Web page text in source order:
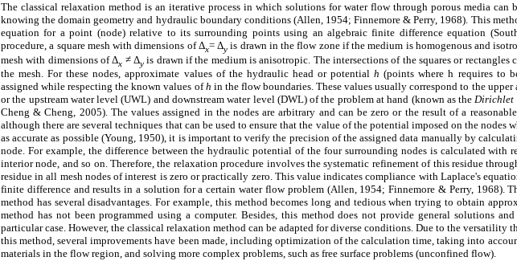
The classical relaxation method is an iterative process in which solutions for water flow through porous media can
knowing the domain geometry and hydraulic boundary conditions (Allen, 1954; Finnemore & Perry, 1968). This
equation for a point (node) relative to its surrounding points using an algebraic finite difference equation
procedure, a square mesh with dimensions of Δx= Δy is drawn in the flow zone if the medium is homogenous and
mesh with dimensions of Δx ≠ Δy is drawn if the medium is anisotropic. The intersections of the squares or rectangles
the mesh. For these nodes, approximate values of the hydraulic head or potentialh (points where h requires to
assigned while respecting the known values ofh in the flow boundaries. These values usually correspond to the upper
or the upstream water level (UWL) and downstream water level (DWL) of the problem at hand (known as theDirichlet
Cheng & Cheng, 2005). The values assigned in the nodes are arbitrary and can be zero or the result of a
although there are several techniques that can be used to ensure that the value of the potential imposed on the nodes
as accurate as possible (Young, 1950), it is important to verify the precision of the assigned data manually by
node. For example, the difference between the hydraulic potential of the four surrounding nodes is calculated with
interior node, and so on. Therefore, the relaxation procedure involves the systematic refinement of this residue
residue in all mesh nodes of interest is zero or practically zero. This value indicates compliance with Laplace's
finite difference and results in a solution for a certain water flow problem (Allen, 1954; Finnemore & Perry, 1968).
method has several disadvantages. For example, this method becomes long and tedious when trying to obtain
method has not been programmed using a computer. Besides, this method does not provide general solutions
particular case. However, the classical relaxation method can be adapted for diverse conditions. Due to the versatility
this method, several improvements have been made, including optimization of the calculation time, taking into
materials in the flow region, and solving more complex problems, such as free surface problems (unconfined flow).